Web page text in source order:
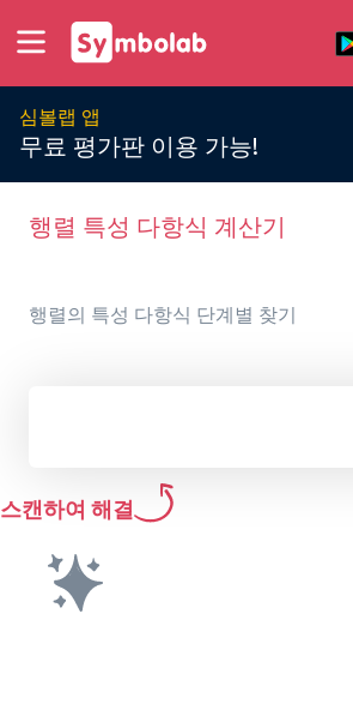
심볼랩 앱
무료 평가판 이용 가능!
행렬 특성 다항식 계산기
행렬의 특성 다항식 단계별 찾기
스캔하여 해결